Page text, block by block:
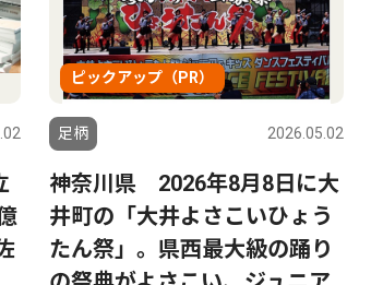
ピックアップ（PR）
足柄 2026.05.02
神奈川県 2026年8月8日に大
井町の「大井よさこいひょう
たん祭」。県西最大級の踊り